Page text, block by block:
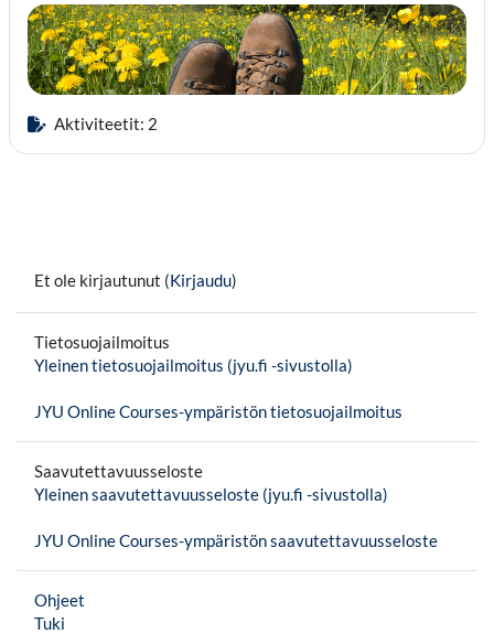
Aktiviteetit: 2
Et ole kirjautunut (Kirjaudu)
Tietosuojailmoitus
Yleinen tietosuojailmoitus (jyu.fi -sivustolla)
JYU Online Courses-ympäristön tietosuojailmoitus
Saavutettavuusseloste
Yleinen saavutettavuusseloste (jyu.fi -sivustolla)
JYU Online Courses-ympäristön saavutettavuusseloste
Ohjeet
Tuki